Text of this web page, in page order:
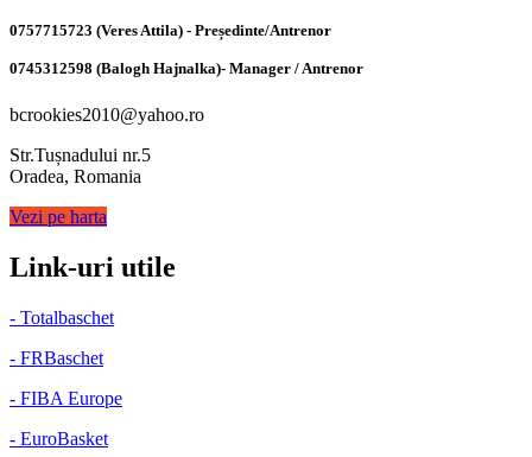
0757715723 (Veres Attila) - Președinte/Antrenor
0745312598 (Balogh Hajnalka)- Manager / Antrenor
bcrookies2010@yahoo.ro
Str.Tușnadului nr.5
Oradea, Romania
Vezi pe harta
Link-uri utile
- Totalbaschet
- FRBaschet
- FIBA Europe
- EuroBasket